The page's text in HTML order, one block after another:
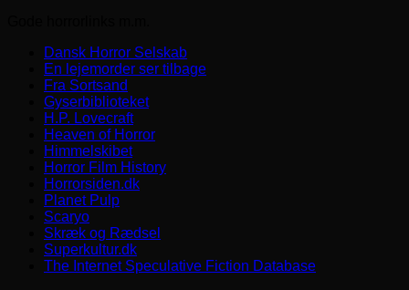
Dansk Horror Selskab
En lejemorder ser tilbage
Fra Sortsand
Gyserbiblioteket
H.P. Lovecraft
Heaven of Horror
Himmelskibet
Horror Film History
Horrorsiden.dk
Planet Pulp
Scaryo
Skræk og Rædsel
Superkultur.dk
The Internet Speculative Fiction Database